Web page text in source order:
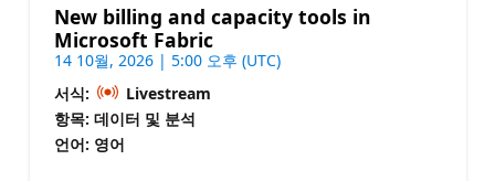
New billing and capacity tools in
Microsoft Fabric
14 10월, 2026 | 5:00 오후 (UTC)
서식:
Livestream
항목: 데이터 및 분석
언어: 영어